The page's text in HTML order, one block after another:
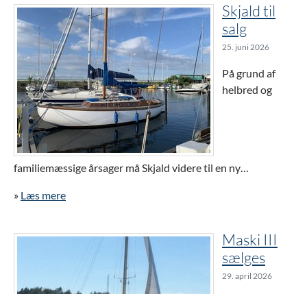
Skjald til
salg
25. juni 2026
På grund af
helbred og
familiemæssige årsager må Skjald videre til en ny…
» Læs mere
Maski III
sælges
29. april 2026